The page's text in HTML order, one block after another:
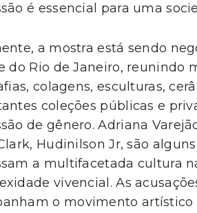
é essencial para uma
a mostra está sendo
do Rio de Janeiro, reunindo
colagens, esculturas,
coleções públicas e
de gênero. Adriana
Hudinilson Jr, são
a multifacetada cultura
vivencial. As
o movimento